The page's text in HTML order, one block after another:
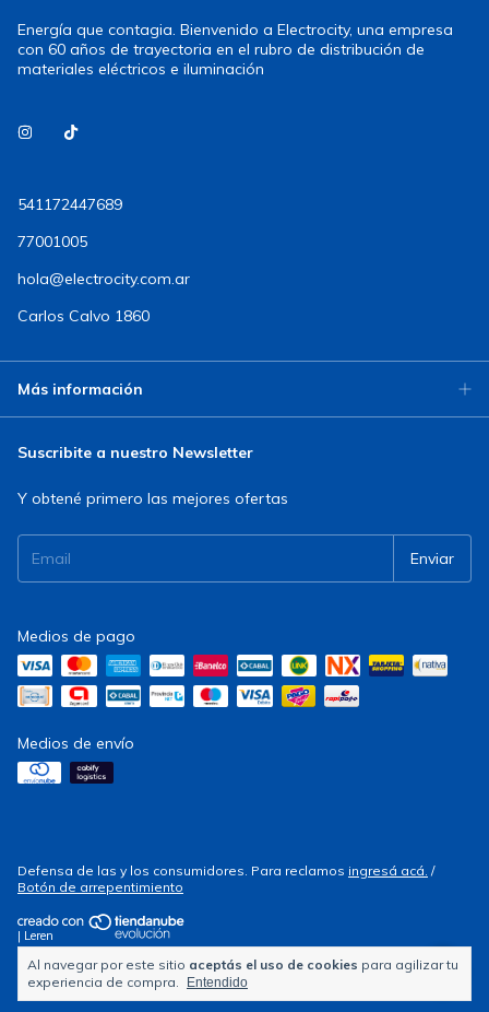
Al navegar por este sitio aceptás el uso de cookies para agilizar tu
experiencia de compra.
Entendido
Energía que contagia. Bienvenido a Electrocity, una empresa
con 60 años de trayectoria en el rubro de distribución de
materiales eléctricos e iluminación
541172447689
77001005
hola@electrocity.com.ar
Carlos Calvo 1860
Más información
Suscribite a nuestro Newsletter
Y obtené primero las mejores ofertas
Medios de pago
Medios de envío
Defensa de las y los consumidores. Para reclamos ingresá acá. /
Botón de arrepentimiento
| Leren
Copyright Electrocity - 2026. Todos los derechos reservados.